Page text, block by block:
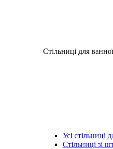
Стільниці для ванної
Усі стільниці
Стільниці зі